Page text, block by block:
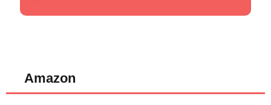
Amazon